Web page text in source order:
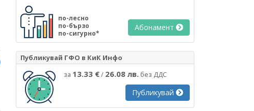
по-лесно
по-бързо
по-сигурно*
Абонамент
Публикувай ГФО в КиК Инфо
за 13.33 €/ 26.08 лв. без ДДС
Публикувай